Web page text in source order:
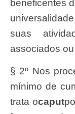
beneficentes
suas
associados
§ 2º Nos
mínimo de
trata o caput